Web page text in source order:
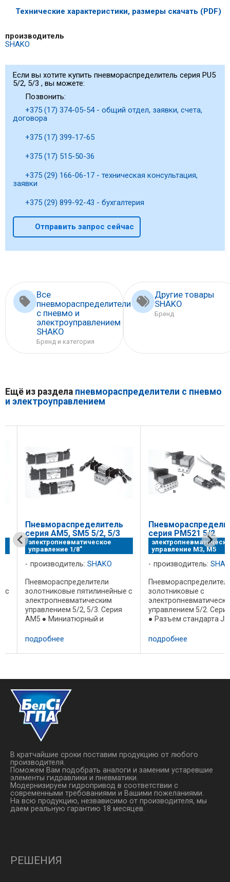
Технические характеристики, размеры скачать (PDF)
производитель
SHAKO
Если вы хотите купить пневмораспределитель серия PU5
5/2, 5/3 , вы можете:
Позвонить:
+375 (17) 374-05-54 - общий отдел, заявки, счета,
договора
+375 (17) 399-17-65
+375 (17) 515-50-36
+375 (29) 166-06-17 - техническая консультация,
заявки
+375 (29) 899-92-43 - бухгалтерия
Отправить запрос сейчас
Все
пневмораспределители
с пневмо и
электроуправлением
SHAKO
Бренд и категория
Другие товары
SHAKO
Бренд
Ещё из раздела пневмораспределители с пневмо
и электроуправлением
Пневмораспределитель
серия AM5, SM5 5/2, 5/3
электропневматическое
управление 1/8"
производитель:SHAKO
Пневмораспределители
золотниковые пятилинейные с
электропневматическим
управлением 5/2, 5/3. Серия
AM5 ● Миниатюрный и
● Высокая пропускная
изготовлен из
подробнее
серия PM521 5/2
электропневматическое
управление М3, М5
производитель:SHAKO
Пневмораспределители
золотниковые с
электропневматическим
управлением 5/2. Серия
● Разъем стандарта JPC
подключение ●
Высокая пропускная
подробнее
В кратчайшие сроки поставим продукцию от любого
производителя.
Поможем Вам подобрать аналоги и заменим устаревшие
элементы гидравлики и пневматики.
Модернизируем гидропривод в соответствии с
современными требованиями и Вашими пожеланиями.
На всю продукцию, незвависимо от производителя, мы
даем реальную гарантию 18 месяцев.
РЕШЕНИЯ